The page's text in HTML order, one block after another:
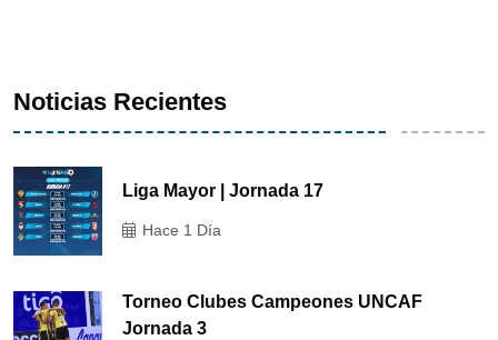
Noticias Recientes
Liga Mayor | Jornada 17
Hace 1 Día
Torneo Clubes Campeones UNCAF
Jornada 3